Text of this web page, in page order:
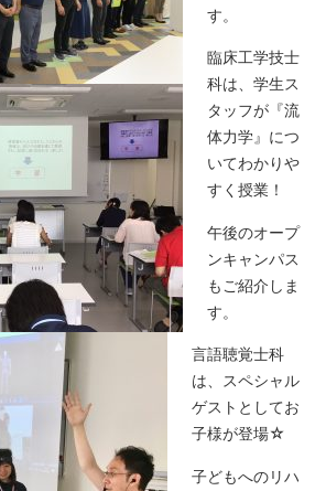
す。
臨床工学技士
科は、学生ス
タッフが『流
体力学』につ
いてわかりや
すく授業！
午後のオープ
ンキャンパス
もご紹介しま
す。
言語聴覚士科
は、スペシャル
ゲストとしてお
子様が登場☆
子どもへのリハ